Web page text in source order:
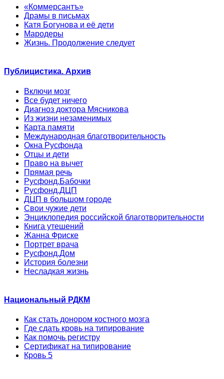
«Коммерсантъ»
Драмы в письмах
Катя Богунова и её дети
Мародеры
Жизнь. Продолжение следует
Публицистика. Архив
Включи мозг
Все будет ничего
Диагноз доктора Мясникова
Из жизни незаменимых
Карта памяти
Международная благотворительность
Окна Русфонда
Отцы и дети
Право на вычет
Прямая речь
Русфонд.Бабочки
Русфонд.ДЦП
ДЦП в большом городе
Свои чужие дети
Энциклопедия российской благотворительности
Книга утешений
Жанна Фриске
Портрет врача
Русфонд.Дом
История болезни
Несладкая жизнь
Национальный РДКМ
Как стать донором костного мозга
Где сдать кровь на типирование
Как помочь регистру
Сертификат на типирование
Кровь 5